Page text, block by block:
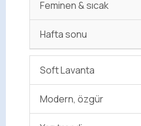
Feminen & sıcak
Hafta sonu
Soft Lavanta
Modern, özgür